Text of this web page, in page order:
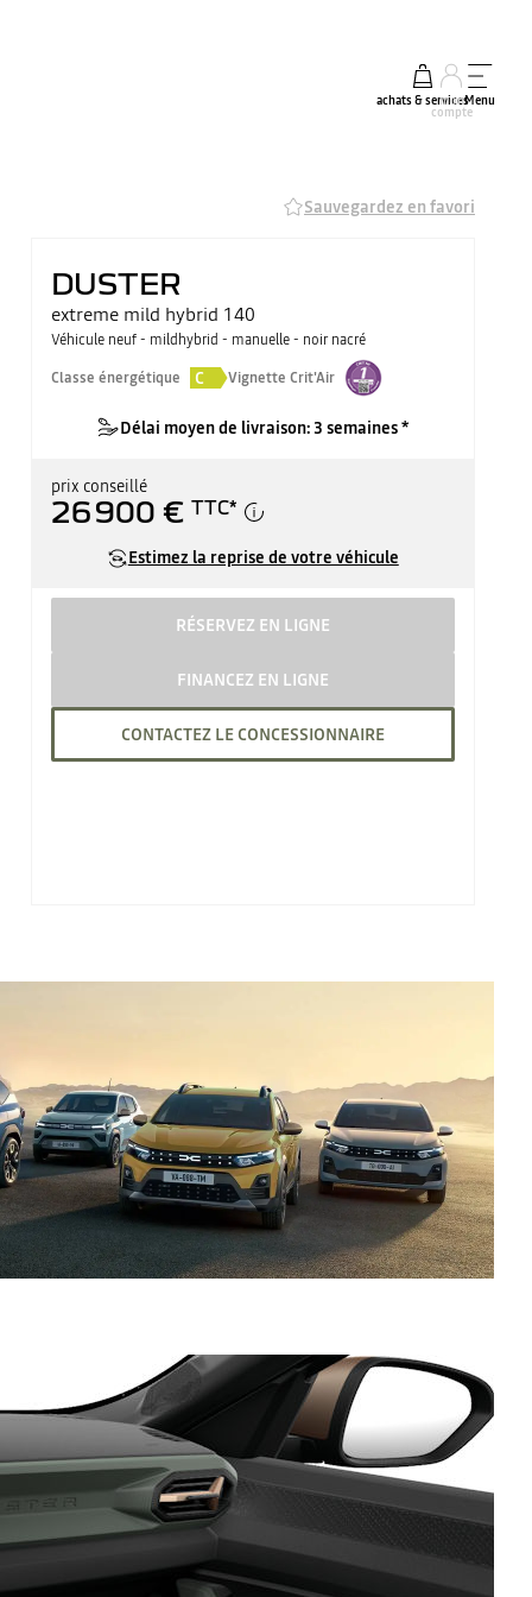
achats & services
mon
compte
Menu
Sauvegardez en favori
DUSTER
extreme mild hybrid 140
Véhicule neuf - mildhybrid - manuelle - noir nacré
Classe énergétique
C Vignette Crit'Air
Délai moyen de livraison: 3 semaines *
prix conseillé
26 900 € TTC*
Estimez la reprise de votre véhicule
RÉSERVEZ EN LIGNE
FINANCEZ EN LIGNE
CONTACTEZ LE CONCESSIONNAIRE